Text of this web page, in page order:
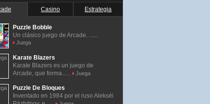
Casino Estrategia
Puzzle Bobble
Un clásico juego de Arcade. ......
Juega
Karate Blazers
Karate Blazers es un juego de
Arcade, que forma......
Juega
Puzzle De Bloques
Inventado en 1984 por el ruso Alekséi